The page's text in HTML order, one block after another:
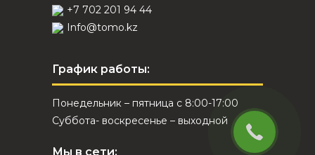
+7 702 201 94 44
Info@tomo.kz
График работы:
Понедельник – пятница с 8:00-17:00
Суббота- воскресенье – выходной
Мы в сети: